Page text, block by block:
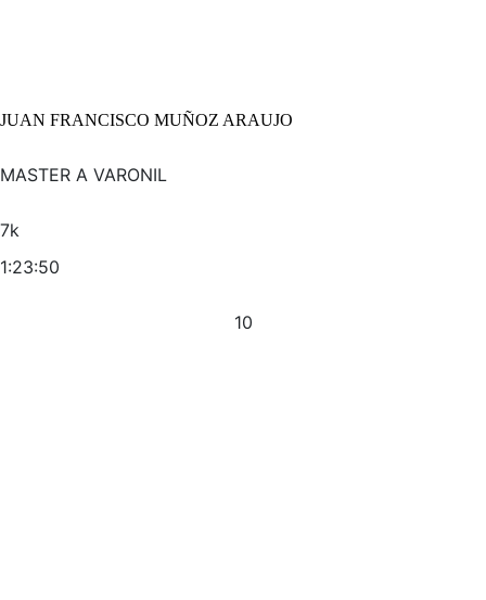
JUAN FRANCISCO MUÑOZ ARAUJO
MASTER A VARONIL
7k
1:23:50
10